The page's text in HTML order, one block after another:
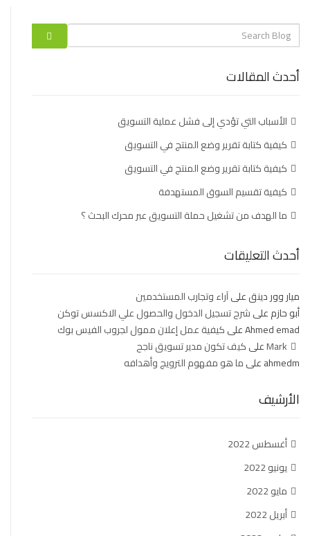
Search
label
أحدث المقالات
الأسباب التي تؤدي إلى فشل عملية التسويق
كيفية كتابة تقرير وضع المنتج في التسويق
كيفية كتابة تقرير وضع المنتج في التسويق
كيفية تقسيم السوق المستهدفة
ما الهدف من تشغيل حملة التسويق عبر محرك البحث ؟
أحدث التعليقات
ميار وور دينقعلىآراء وتجارب المستخدمين
أبو حازمعلىشرح تسجيل الدخول والحصول علي الاكسس توكن
Ahmed emadعلىكيفية عمل إعلان ممول لجروب الفيس بوك
Markعلىكيف تكون مدير تسويق ناجح
ahmedmعلىما هو مفهوم الترويج وأهدافه
الأرشيف
أغسطس 2022
يونيو 2022
مايو 2022
أبريل 2022